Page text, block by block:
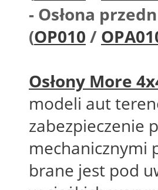
- Osłona
(OP010 /
Osłony More
modeli aut
zabezpieczenie
mechanicznymi
brane jest pod